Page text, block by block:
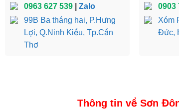
0963 627 539 |Zalo
99B Ba tháng hai, P.Hưng
Lợi, Q.Ninh Kiều, Tp.Cần
Thơ
0903
Xóm
Đức,
Thông tin về Sơn